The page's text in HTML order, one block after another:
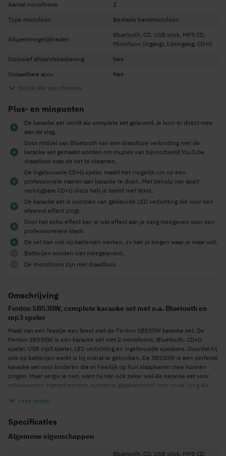
Omschrijving
Fenton SBS30W, complete karaoke set met o.a. Bluetooth en
mp3 speler
Maak van een feestje een feest met de Fenton SBS30W karaoke set. De
Fenton SBS30W is een karaoke set met 2 microfoons, Bluetooth, CD+G
speler, USB mp3 speler, LED verlichting en ingebouwde speakers. Doordat hij
ook op batterijen werkt is hij overal te gebruiken. De SBS30W is een perfecte
karaoke set voor kinderen die er heerlijk op hun slaapkamer mee kunnen
zingen. Maar vergis je niet, want hij kan ook zeker wel als karaoke set voor
volwassenen ingezet worden, succes is gegarandeerd voor zowel jong als
staat en dat de sfeer er bij elk feest goed in zit.
vanaf een telefoon of tablet te maken. Hierdoor gaat er werkelijk een wereld
Lees verder
Specificaties
Algemene eigenschappen
Bluetooth, CD, USB stick, MP3 CD,
Aantal microfoons
2
Type microfoon
Bedrade handmicrofoon
Afspeelmogelijkheden
Bluetooth, CD, USB stick, MP3 CD,
Microfoon (ingang), Lijningang, CD+G
Inclusief afstandsbediening
Nee
Oplaadbare accu
Nee
Bekijk alle specificaties
Plus- en minpunten
De karaoke set wordt als complete set geleverd, je kunt er direct mee
aan de slag.
Door middel van Bluetooth kan een draadloze verbinding met de
karaoke set gemaakt worden om muziek van bijvoorbeeld YouTube
draadloos naar de set te steamen.
De ingebouwde CD+G speler maakt het mogelijk om op een
professionele manier aan karaoke te doen. Met behulp van apart
verkrijgbare CD+G discs heb je beeld met tekst.
De karaoke set is voorzien van gekleurde LED verlichting die voor een
sfeervol effect zorgt.
Door het echo effect kan je wat effect aan je zang meegeven voor een
professionelere klank.
De set kan ook op batterijen werken, zo kan je zingen waar je maar wilt.
Batterijen worden niet meegeleverd.
De microfoons zijn niet draadloos.